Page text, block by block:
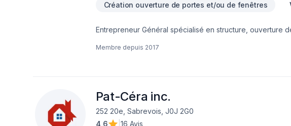
Création ouverture de portes et/ou de fenêtres
Entrepreneur Général spécialisé en structure, ouverture
Membre depuis 2017
Pat-Céra inc.
252 20e, Sabrevois, J0J 2G0
4,6
16 Avis